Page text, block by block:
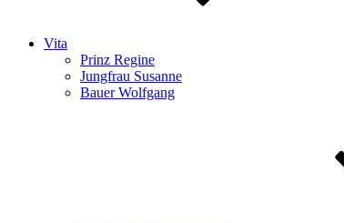
Vita
Prinz Regine
Jungfrau Susanne
Bauer Wolfgang